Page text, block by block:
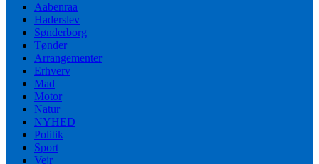
Aabenraa
Haderslev
Sønderborg
Tønder
Arrangementer
Erhverv
Mad
Motor
Natur
NYHED
Politik
Sport
Vejr